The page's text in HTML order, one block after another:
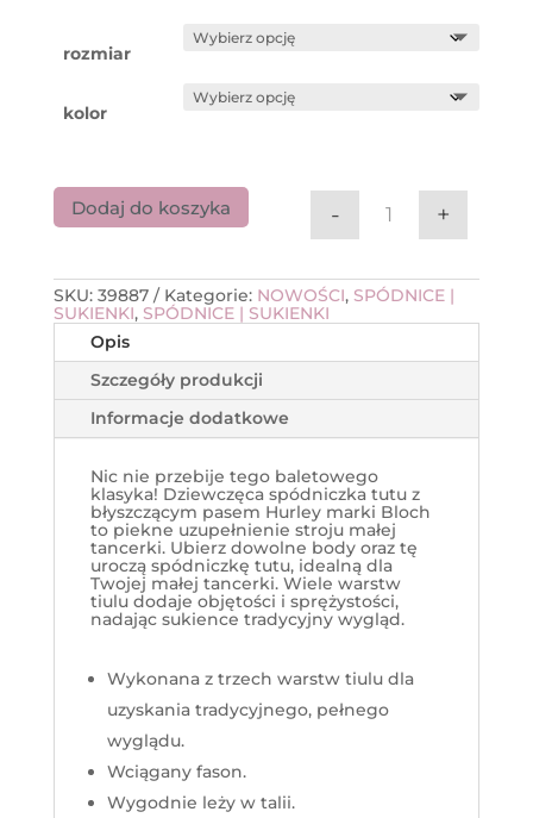
rozmiar
kolor
ilość
- +
Dodaj do koszyka
SKU: 39887 Kategorie: NOWOŚCI, SPÓDNICE |
SUKIENKI, SPÓDNICE | SUKIENKI
Opis
Szczegóły produkcji
Informacje dodatkowe
Nic nie przebije tego baletowego
klasyka! Dziewczęca spódniczka tutu z
błyszczącym pasem Hurley marki Bloch
to piekne uzupełnienie stroju małej
tancerki. Ubierz dowolne body oraz tę
uroczą spódniczkę tutu, idealną dla
Twojej małej tancerki. Wiele warstw
tiulu dodaje objętości i sprężystości,
nadając sukience tradycyjny wygląd.
Wykonana z trzech warstw tiulu dla
uzyskania tradycyjnego, pełnego
wyglądu.
Wciągany fason.
Wygodnie leży w talii.